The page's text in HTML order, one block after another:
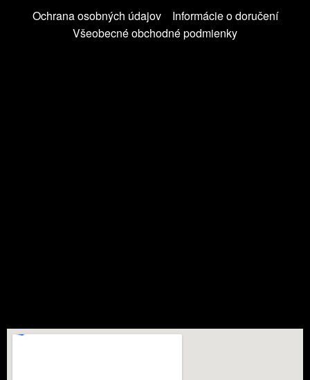
Ochrana osobných údajov
Informácie o doručení
Všeobecné obchodné podmienky